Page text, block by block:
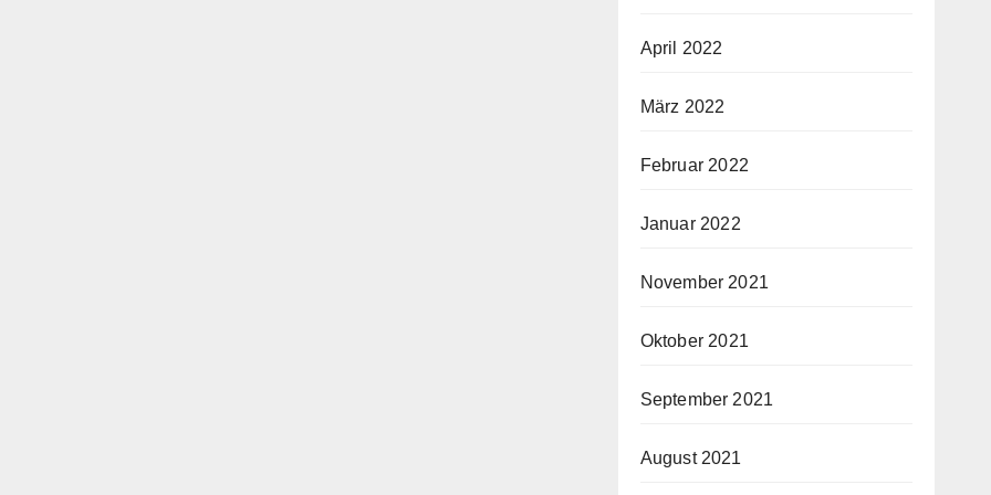
April 2022
März 2022
Februar 2022
Januar 2022
November 2021
Oktober 2021
September 2021
August 2021